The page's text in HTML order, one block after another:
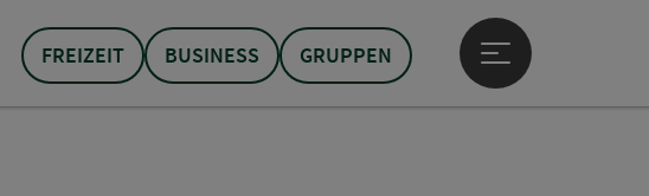
FREIZEIT BUSINESS GRUPPEN
Hauptmenü öffnen